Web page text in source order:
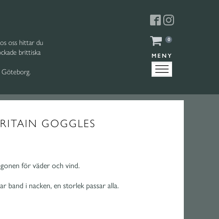
oss hittar du
brittiska
0
MENY
GOGGLES
för väder och vind.
band i nacken, en storlek passar alla.